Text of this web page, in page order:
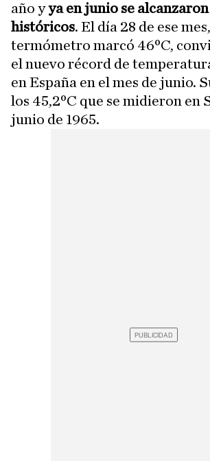
año yya en junio se
históricos. El día 28 de ese
termómetro marcó 46ºC,
el nuevo récord de
en España en el mes de junio.
los 45,2ºC que se midieron en
junio de 1965.